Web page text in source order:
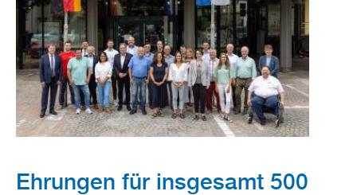
Ehrungen für insgesamt 500